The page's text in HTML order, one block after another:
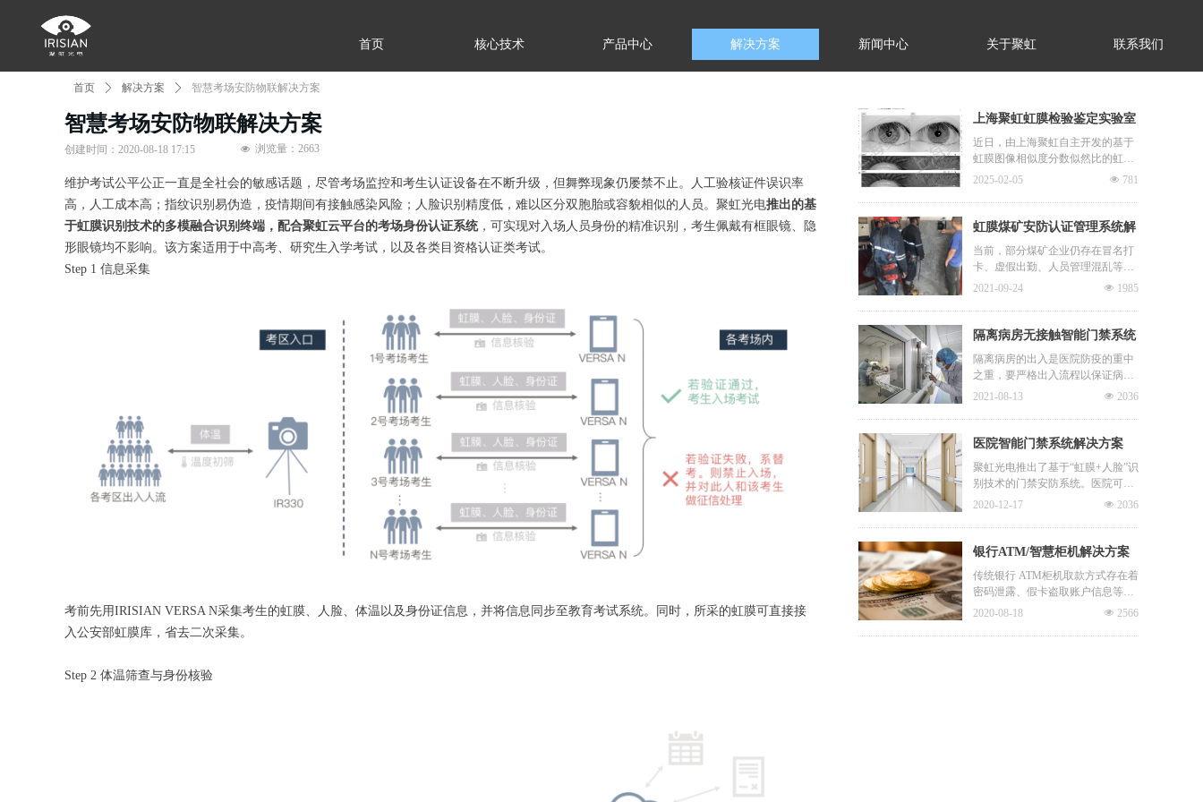
首页 核心技术 产品中心 解决方案 新闻中心 关于聚虹 联系我们
智慧考场安防物联解决方案
维护考试公平公正一直是全社会的敏感话题，尽管考场监控和考生认证设备在不断升级，但舞弊现象仍屡禁不止。人工验核证件误识率
高，人工成本高；指纹识别易伪造，疫情期间有接触感染风险；人脸识别精度低，难以区分双胞胎或容貌相似的人员。聚虹光电推出的基
于虹膜识别技术的多模融合识别终端，配合聚虹云平台的考场身份认证系统，可实现对入场人员身份的精准识别，考生佩戴有框眼镜、隐
形眼镜均不影响。该方案适用于中高考、研究生入学考试，以及各类目资格认证类考试。
Step 1 信息采集
考前先用IRISIAN VERSA N采集考生的虹膜、人脸、体温以及身份证信息，并将信息同步至教育考试系统。同时，所采的虹膜可直接接
入公安部虹膜库，省去二次采集。
Step 2 体温筛查与身份核验
创建时间： 2020-08-18 17:15
首页 ꄲ 解决方案 ꄲ 智慧考场安防物联解决方案
上海聚虹虹膜检验鉴定实验室
解决方案正式落地
近日，由上海聚虹自主开发的基于
虹膜图像相似度分数似然比的虹膜
检验鉴定实验室解决方案正式落
넶 781
2025-02-05
虹膜煤矿安防认证管理系统解
决方案
当前，部分煤矿企业仍存在冒名打
卡、虚假出勤、人员管理混乱等问
题。同时由于井下环境较为特殊，
况，因此传统的指纹和人脸识别无
法应用。虹膜识别精度高，速度
勤打卡的首选。
目前大多数煤矿虹膜考勤设备，识
别距离近，镜头位置固定，矿工需
넶 1985
2021-09-24
隔离病房无接触智能门禁系统
建设方案
隔离病房的出入是医院防疫的重中
之重，要严格出入流程以保证病毒
不被携带到病房外。但在口罩、手
指纹识别门禁都不再适用，传统的
钥匙和门禁卡更容易携带病毒，而
无接触身份识别和测温技术，可以
完美适应隔离病房的特殊需求。
넶 2036
2021-08-13
医院智能门禁系统解决方案
聚虹光电推出了基于“虹膜+人脸”识
别技术的门禁安防系统。医院可在
安防保密要求高的区域部署VERSA
别。适用于各种写字楼宇、工厂、
大厦、小区的日常门禁安保，也适
要区域的高级别门禁安防。
넶 2036
2020-12-17
银行ATM/智慧柜机解决方案
传统银行 ATM柜机取款方式存在着
密码泄露、假卡盗取账户信息等安
全隐患。柜台操作安全性高，但速
人流量大，还需排队等待。聚虹光
넶 2566
2020-08-18
넶 浏览量： 2663